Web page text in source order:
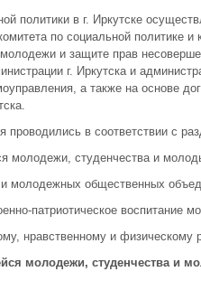
политики в г. Иркутске
по социальной политике и
и защите прав
г. Иркутска и
а также на основе
проводились в соответствии с
молодежи, студенчества и
молодежных общественных
патриотическое воспитание
нравственному и физическому
молодежи, студенчества и